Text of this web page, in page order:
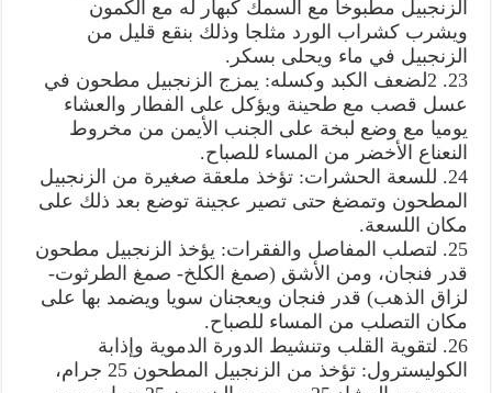
الزنجبيل مطبوخا مع السمك كبهار له مع الكمون
ويشرب كشراب الورد مثلجا وذلك بنقع قليل من
الزنجبيل في ماء ويحلى بسكر.
23. 2لضعف الكبد وكسله: يمزج الزنجبيل مطحون في
عسل قصب مع طحينة ويؤكل على الفطار والعشاء
يوميا مع وضع لبخة على الجنب الأيمن من مخروط
النعناع الأخضر من المساء للصباح.
24. للسعة الحشرات: تؤخذ ملعقة صغيرة من الزنجبيل
المطحون وتمضغ حتى تصير عجينة توضع بعد ذلك على
مكان اللسعة.
25. لتصلب المفاصل والفقرات: يؤخذ الزنجبيل مطحون
قدر فنجان، ومن الأشق (صمغ الكلخ- صمغ الطرثوت-
لزاق الذهب) قدر فنجان ويعجنان سويا ويضمد بها على
مكان التصلب من المساء للصباح.
26. لتقوية القلب وتنشيط الدورة الدموية وإذابة
الكوليسترول: تؤخذ من الزنجبيل المطحون 25 جرام،